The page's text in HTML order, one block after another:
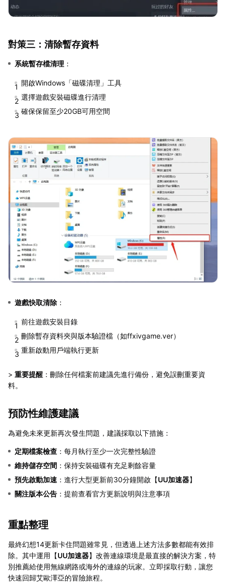
對策三：清除暫存資料
系統暫存檔清理 ：
開啟Windows「磁碟清理」工具
選擇遊戲安裝磁碟進行清理
確保保留至少20GB可用空間
遊戲快取清除 ：
前往遊戲安裝目錄
刪除暫存資料夾與版本驗證檔（如ffxivgame.ver）
重新啟動用戶端執行更新
> 重要提醒 ：刪除任何檔案前建議先進行備份，避免誤刪重要資
料。
預防性維護建議
為避免未來更新再次發生問題，建議採取以下措施：
定期檔案檢查 ：每月執行至少一次完整性驗證
維持儲存空間 ：保持安裝磁碟有充足剩餘容量
預先啟動加速 ：進行大型更新前30分鐘開啟【UU加速器】
關注版本公告 ：提前查看官方更新說明與注意事項
重點整理
最終幻想14更新卡住問題雖常見，但透過上述方法多數都能有效排
除。其中運用【UU加速器】改善連線環境是最直接的解決方案，特
別推薦給使用無線網路或海外的連線的玩家。立即採取行動，讓您
快速回歸艾歐澤亞的冒險旅程。